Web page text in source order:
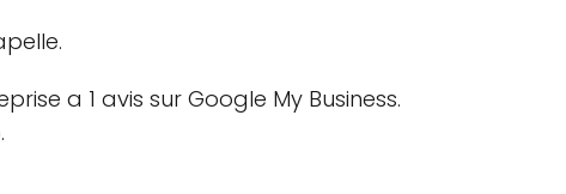
a 1 avis sur Google My Business.